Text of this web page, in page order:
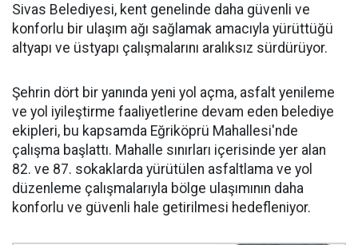
Sivas Belediyesi, kent genelinde daha güvenli ve
konforlu bir ulaşım ağı sağlamak amacıyla yürüttüğü
altyapı ve üstyapı çalışmalarını aralıksız sürdürüyor.
Şehrin dört bir yanında yeni yol açma, asfalt yenileme
ve yol iyileştirme faaliyetlerine devam eden belediye
ekipleri, bu kapsamda Eğriköprü Mahallesi'nde
çalışma başlattı. Mahalle sınırları içerisinde yer alan
82. ve 87. sokaklarda yürütülen asfaltlama ve yol
düzenleme çalışmalarıyla bölge ulaşımının daha
konforlu ve güvenli hale getirilmesi hedefleniyor.